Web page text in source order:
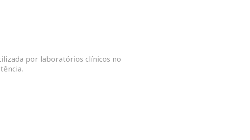
por laboratórios clínicos no